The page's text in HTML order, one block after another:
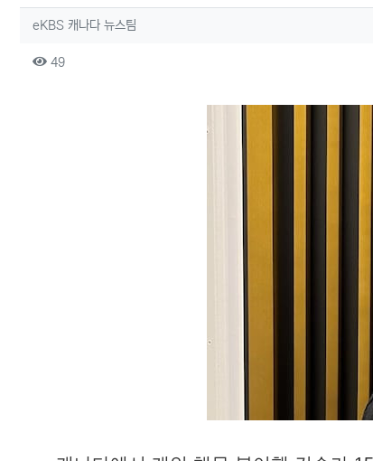
작성자 정보
eKBS 캐나다 뉴스팀
컨텐츠 정보
49조회